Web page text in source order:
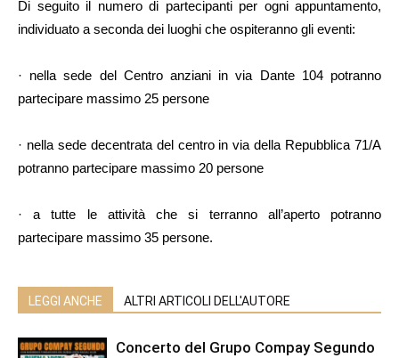
Di seguito il numero di partecipanti per ogni appuntamento,
individuato a seconda dei luoghi che ospiteranno gli eventi:
· nella sede del Centro anziani in via Dante 104 potranno
partecipare massimo 25 persone
· nella sede decentrata del centro in via della Repubblica 71/A
potranno partecipare massimo 20 persone
· a tutte le attività che si terranno all’aperto potranno
partecipare massimo 35 persone.
LEGGI ANCHE ALTRI ARTICOLI DELL'AUTORE
Concerto del Grupo Compay Segundo